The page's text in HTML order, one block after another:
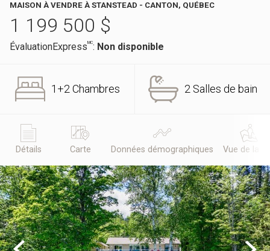
MAISON À VENDRE À STANSTEAD - CANTON, QUÉBEC
1 199 500 $
ÉvaluationExpressMC: Non disponible
1+2 Chambres 2 Salles de bain
Détails Carte Données démographiques Vue de la
Previous Next